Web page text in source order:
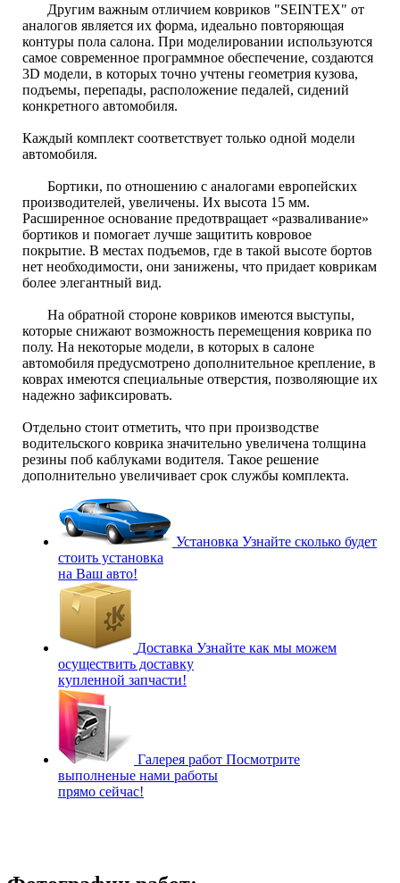
Другим важным отличием ковриков "SEINTEX" от
аналогов является их форма, идеально повторяющая
контуры пола салона. При моделировании используются
самое современное программное обеспечение, создаются
3D модели, в которых точно учтены геометрия кузова,
подъемы, перепады, расположение педалей, сидений
конкретного автомобиля.
Каждый комплект соответствует только одной модели
автомобиля.
Бортики, по отношению с аналогами европейских
производителей, увеличены. Их высота 15 мм.
Расширенное основание предотвращает «разваливание»
бортиков и помогает лучше защитить ковровое
покрытие. В местах подъемов, где в такой высоте бортов
нет необходимости, они занижены, что придает коврикам
более элегантный вид.
На обратной стороне ковриков имеются выступы,
которые снижают возможность перемещения коврика по
полу. На некоторые модели, в которых в салоне
автомобиля предусмотрено дополнительное крепление, в
коврах имеются специальные отверстия, позволяющие их
надежно зафиксировать.
Отдельно стоит отметить, что при производстве
водительского коврика значительно увеличена толщина
резины поб каблуками водителя. Такое решение
дополнительно увеличивает срок службы комплекта.
Установка Узнайте сколько будет
стоить установка
на Ваш авто!
Доставка Узнайте как мы можем
осуществить доставку
купленной запчасти!
Галерея работ Посмотрите
выполненые нами работы
прямо сейчас!